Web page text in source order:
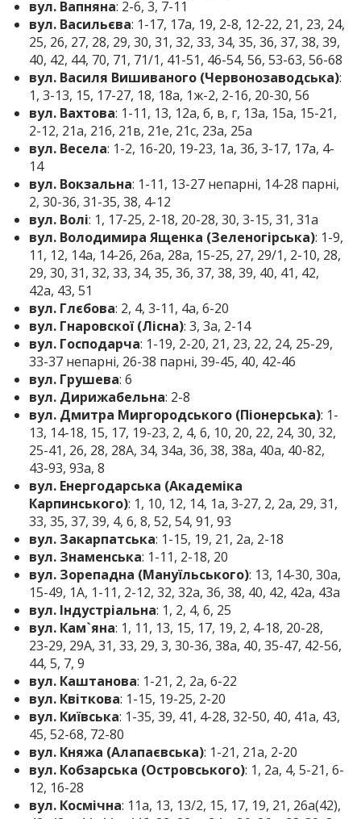
вул. Вапняна: 2-6, 3, 7-11
вул. Васильєва: 1-17, 17а, 19, 2-8, 12-22, 21, 23, 24,
25, 26, 27, 28, 29, 30, 31, 32, 33, 34, 35, 36, 37, 38, 39,
40, 42, 44, 70, 71, 71/1, 41-51, 46-54, 56, 53-63, 56-68
вул. Василя Вишиваного (Червонозаводська):
1, 3-13, 15, 17-27, 18, 18а, 1ж-2, 2-16, 20-30, 56
вул. Вахтова: 1-11, 13, 12а, б, в, г, 13а, 15а, 15-21,
2-12, 21а, 21б, 21в, 21е, 21с, 23а, 25а
вул. Весела: 1-2, 16-20, 19-23, 1а, 3б, 3-17, 17а, 4-
14
вул. Вокзальна: 1-11, 13-27 непарні, 14-28 парні,
2, 30-36, 31-35, 38, 4-12
вул. Волі: 1, 17-25, 2-18, 20-28, 30, 3-15, 31, 31а
вул. Володимира Ященка (Зеленогірська): 1-9,
11, 12, 14а, 14-26, 26а, 28а, 15-25, 27, 29/1, 2-10, 28,
29, 30, 31, 32, 33, 34, 35, 36, 37, 38, 39, 40, 41, 42,
42а, 43, 51
вул. Глєбова: 2, 4, 3-11, 4а, 6-20
вул. Гнаровскої (Лісна): 3, 3а, 2-14
вул. Господарча: 1-19, 2-20, 21, 23, 22, 24, 25-29,
33-37 непарні, 26-38 парні, 39-45, 40, 42-46
вул. Грушева: 6
вул. Дирижабельна: 2-8
вул. Дмитра Миргородського (Піонерська): 1-
13, 14-18, 15, 17, 19-23, 2, 4, 6, 10, 20, 22, 24, 30, 32,
25-41, 26, 28, 28А, 34, 34а, 36, 38, 38а, 40а, 40-82,
43-93, 93а, 8
вул. Енергодарська (Академіка
Карпинського): 1, 10, 12, 14, 1а, 3-27, 2, 2а, 29, 31,
33, 35, 37, 39, 4, 6, 8, 52, 54, 91, 93
вул. Закарпатська: 1-15, 19, 21, 2а, 2-18
вул. Знаменська: 1-11, 2-18, 20
вул. Зорепадна (Мануїльського): 13, 14-30, 30а,
15-49, 1A, 1-11, 2-12, 32, 32а, 36, 38, 40, 42, 42а, 43а
вул. Індустріальна: 1, 2, 4, 6, 25
вул. Кам`яна: 1, 11, 13, 15, 17, 19, 2, 4-18, 20-28,
23-29, 29А, 31, 33, 29, 3, 30-36, 38а, 40, 35-47, 42-56,
44, 5, 7, 9
вул. Каштанова: 1-21, 2, 2а, 6-22
вул. Квіткова: 1-15, 19-25, 2-20
вул. Київська: 1-35, 39, 41, 4-28, 32-50, 40, 41а, 43,
45, 52-68, 72-80
вул. Княжа (Алапаєвська): 1-21, 21а, 2-20
вул. Кобзарська (Островського): 1, 2а, 4, 5-21, 6-
12, 16-28
вул. Космічна: 11а, 13, 13/2, 15, 17, 19, 21, 26а(42),